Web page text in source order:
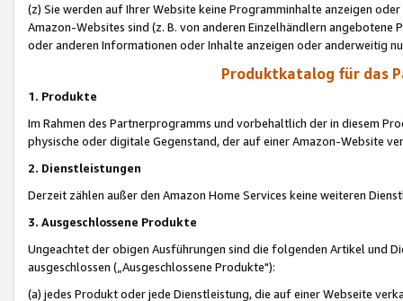
(z) Sie werden auf Ihrer Website keine Programminhalte anzeigen
Amazon-Websites sind (z. B. von anderen Einzelhändlern
oder anderen Informationen oder Inhalte anzeigen oder anderweitig
Produktkatalog für das
1. Produkte
Im Rahmen des Partnerprogramms und vorbehaltlich der in diesem
physische oder digitale Gegenstand, der auf einer Amazon-Website
2. Dienstleistungen
Derzeit zählen außer den Amazon Home Services keine weiteren
3. Ausgeschlossene Produkte
Ungeachtet der obigen Ausführungen sind die folgenden Artikel und
ausgeschlossen („Ausgeschlossene Produkte"):
(a) jedes Produkt oder jede Dienstleistung, die auf einer Webseite